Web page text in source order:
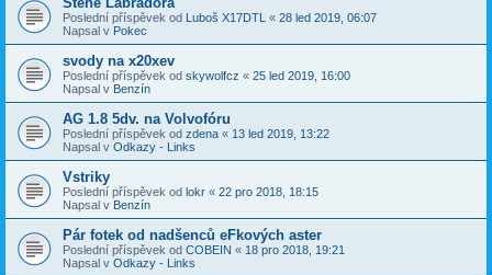
Poslední příspěvek od Luboš X17DTL « 28 led 2019, 06:07
Napsal v Pokec
svody na x20xev
Poslední příspěvek od skywolfcz « 25 led 2019, 16:00
Napsal v Benzín
AG 1.8 5dv. na Volvofóru
Poslední příspěvek od zdena « 13 led 2019, 13:22
Napsal v Odkazy - Links
Vstriky
Poslední příspěvek od lokr « 22 pro 2018, 18:15
Napsal v Benzín
Pár fotek od nadšenců eFkových aster
Poslední příspěvek od COBEIN « 18 pro 2018, 19:21
Napsal v Odkazy - Links